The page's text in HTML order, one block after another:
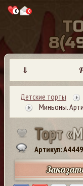
0 0
Т
8(4
⇓
Детские торты
Миньоны.
Торт«М
Артикул: